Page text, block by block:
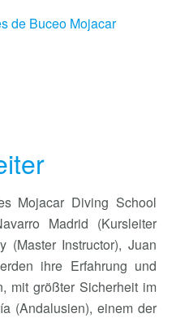
de Buceo Mojacar
Mojacar Diving School
Madrid (Kursleiter
(Master Instructor), Juan
ihre Erfahrung und
mit größter Sicherheit im
(Andalusien), einem der